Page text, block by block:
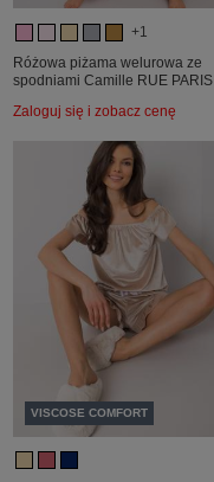
+1
Różowa piżama welurowa ze
spodniami Camille RUE PARIS
Zaloguj się i zobacz cenę
VISCOSE COMFORT